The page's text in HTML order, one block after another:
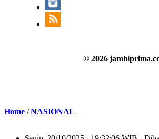
© 2026
Home /NASIONAL